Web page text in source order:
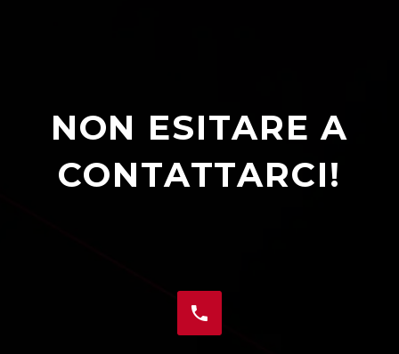
NON ESITARE A
CONTATTARCI!

